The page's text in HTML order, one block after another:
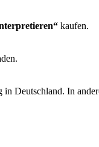
kaufen.
Deutschland. In